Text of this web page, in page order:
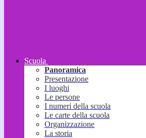
Scuola
Panoramica
Presentazione
I luoghi
Le persone
I numeri della scuola
Le carte della scuola
Organizzazione
La storia